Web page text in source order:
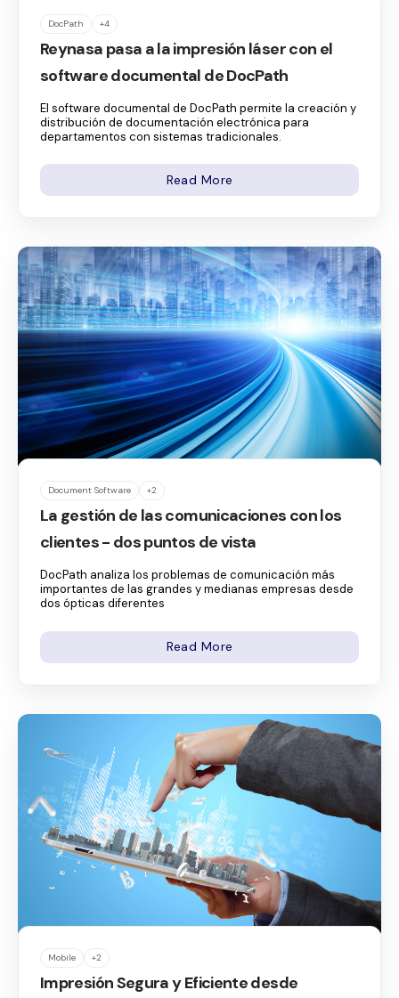
DocPath +4
Reynasa pasa a la impresión láser con el
software documental de DocPath
El software documental de DocPath permite la creación y
distribución de documentación electrónica para
departamentos con sistemas tradicionales.
Read More
Document Software +2
La gestión de las comunicaciones con los
clientes - dos puntos de vista
DocPath analiza los problemas de comunicación más
importantes de las grandes y medianas empresas desde
dos ópticas diferentes
Read More
Mobile +2
Impresión Segura y Eficiente desde